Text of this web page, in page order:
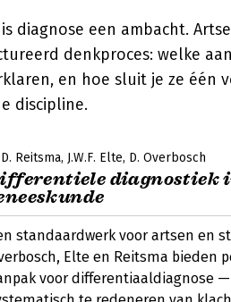
diagnose een ambacht.
denkproces: welke
en hoe sluit je ze één
discipline.
Reitsma J.W.F. Elte D. Overbosch
diagnostiek
standaardwerk voor artsen en
Elte en Reitsma bieden
voor differentiaaldiagnose